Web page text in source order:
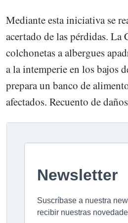
Mediante esta iniciativa se
acertado de las pérdidas. La
colchonetas a albergues
a la intemperie en los bajos
prepara un banco de
afectados. Recuento de